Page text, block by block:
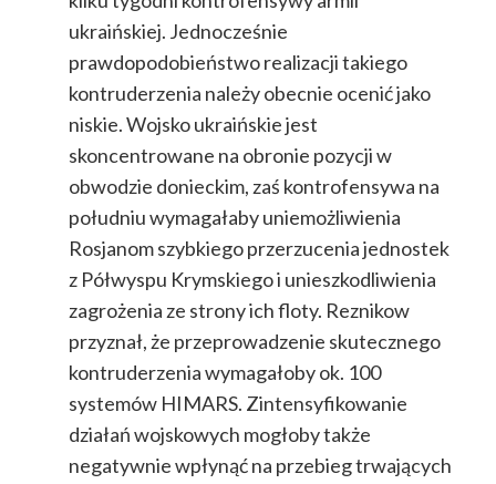
ukraińskiej. Jednocześnie
prawdopodobieństwo realizacji takiego
kontruderzenia należy obecnie ocenić jako
niskie. Wojsko ukraińskie jest
skoncentrowane na obronie pozycji w
obwodzie donieckim, zaś kontrofensywa na
południu wymagałaby uniemożliwienia
Rosjanom szybkiego przerzucenia jednostek
z Półwyspu Krymskiego i unieszkodliwienia
zagrożenia ze strony ich floty. Reznikow
przyznał, że przeprowadzenie skutecznego
kontruderzenia wymagałoby ok. 100
systemów HIMARS. Zintensyfikowanie
działań wojskowych mogłoby także
negatywnie wpłynąć na przebieg trwających